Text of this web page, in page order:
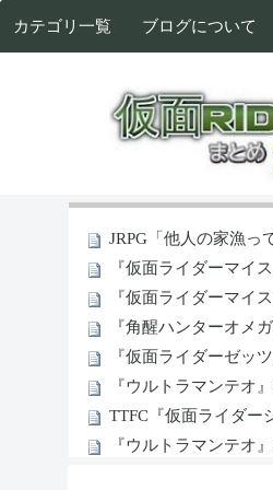
カテゴリ一覧 ブログについて